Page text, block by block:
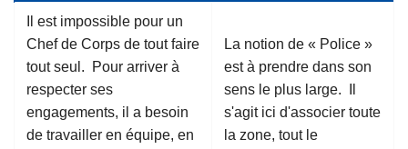
Il est impossible pour un
Chef de Corps de tout faire
tout seul. Pour arriver à
respecter ses
engagements, il a besoin
de travailler en équipe, en
La notion de « Police »
est à prendre dans son
sens le plus large. Il
s'agit ici d'associer toute
la zone, tout le